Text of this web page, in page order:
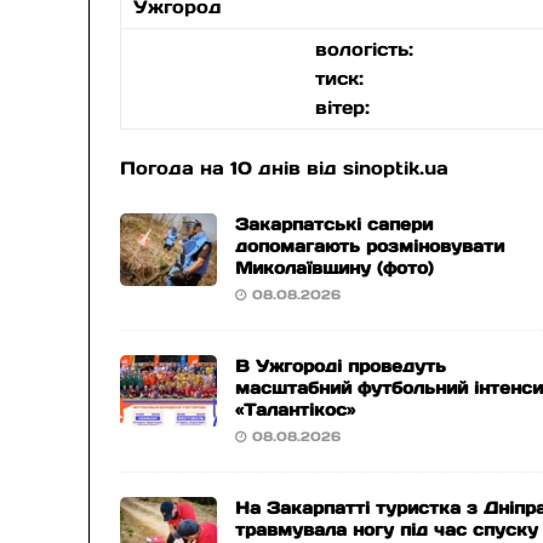
Ужгород
вологість:
тиск:
вітер:
Погода на 10 днів відsinoptik.ua
Закарпатські сапери
допомагають розміновувати
Миколаївщину (фото)
08.08.2026
В Ужгороді проведуть
масштабний футбольний
«Талантікос»
08.08.2026
На Закарпатті туристка з
травмувала ногу під час спуску